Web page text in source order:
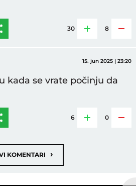
30 8
15. jun 2025 | 23:20
kada se vrate počinju da
6 0
KOMENTARI ›